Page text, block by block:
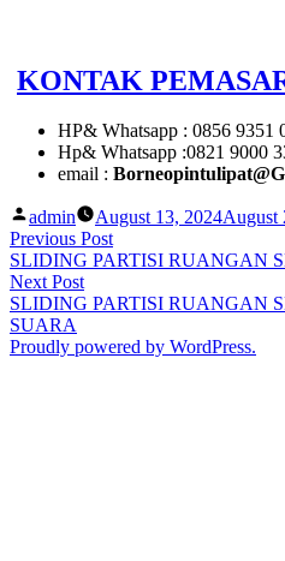
KONTAK
HP& Whatsapp : 0856 9351
Hp& Whatsapp :0821 9000
email :
Posted
by
admin August 13, 2024August
Post
navigation
Previous PostPrevious
post:
SLIDING PARTISI RUANGAN
Next PostNext
post:
SLIDING PARTISI RUANGAN
SUARA
Proudly powered by WordPress.